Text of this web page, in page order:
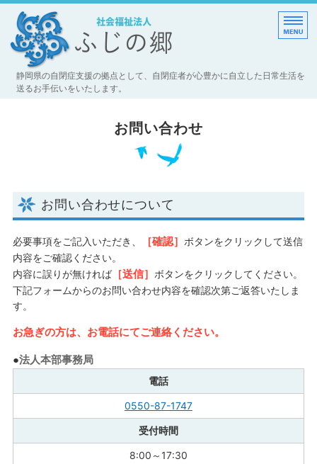
自閉症者支援施設 社会福
静岡県の自閉症支援の拠点として、自閉症者が心豊かに自立した日常生活を
送るお手伝いをいたします。
採用情報
お問い合わせ
お問い合わせについて
必要事項をご記入いただき、 ［確認］ ボタンをクリックして送信
内容をご確認ください。
内容に誤りが無ければ［送信］ ボタンをクリックしてください。
下記フォームからのお問い合わせ内容を確認次第ご返答いたしま
す。
お急ぎの方は、お電話にてご連絡ください。
法人本部事務局
電話
0550-87-1747
受付時間
8:00～17:30